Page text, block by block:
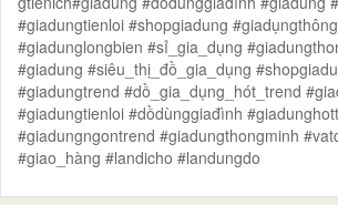
#giadungtienloi #shopgiadung
#giadunglongbien #sỉ_gia_dụng
#giadung #siêu_thị_đồ_gia_dụng
#giadungtrend #dồ_gia_dụng_hót_trend
#giadungtienloi #dồdùnggiađình
#giadungngontrend #giadungthongminh
#giao_hàng #landicho #landungdo